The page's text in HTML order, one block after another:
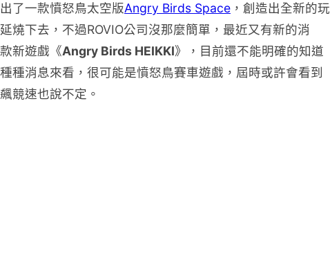
了一款憤怒鳥太空版Angry Birds Space ，創造出全新的玩
燒下去，不過ROVIO公司沒那麼簡單，最近又有新的消
新遊戲《Angry Birds HEIKKI》，目前還不能明確的知道
種消息來看，很可能是憤怒鳥賽車遊戲，屆時或許會看到
競速也說不定。